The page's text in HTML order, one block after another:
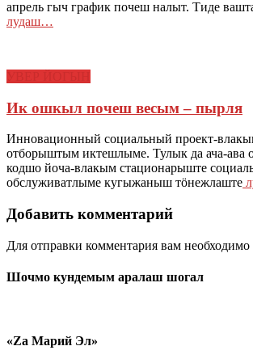
апрель гыч график почеш налыт. Тиде
лудаш…
Ик ошкыл почеш весым – пырля
Инновационный социальный проект-
отборыштым иктешлыме. Тулык да ача-ава
кодшо йоча-влакым стационарыште
обслуживатлыме кугыжаныш тӧнежлаште
Добавить комментарий
Для отправки комментария вам необходимо
Шочмо кундемым аралаш шогал
«Zа Марий Эл»